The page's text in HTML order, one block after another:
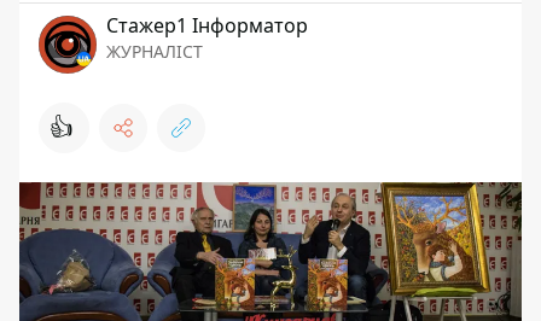
Стажер1 Інформатор
ЖУРНАЛІСТ
👍